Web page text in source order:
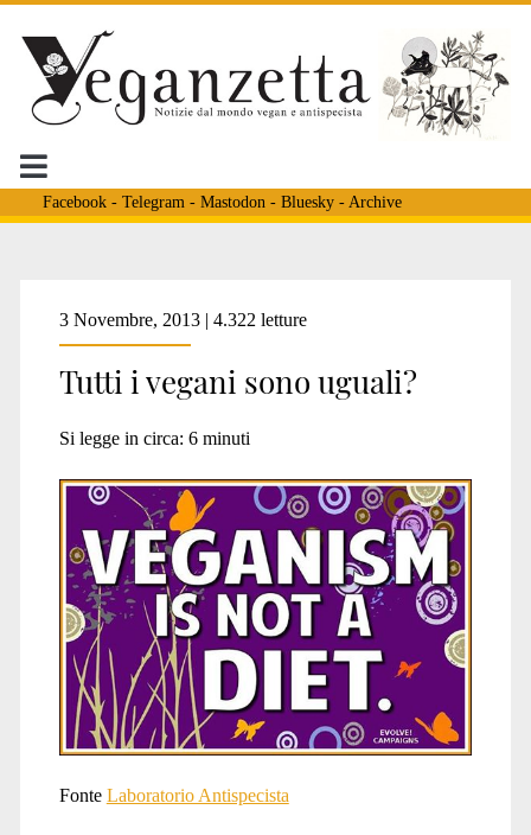
Facebook- Telegram - Mastodon - Bluesky- Archive
Tag:
<span>filosofia
vegan</span>
3 Novembre, 2013 | 4.322 letture
Tutti i vegani sono uguali?
Si legge in circa: 6 minuti
Fonte Laboratorio Antispecista